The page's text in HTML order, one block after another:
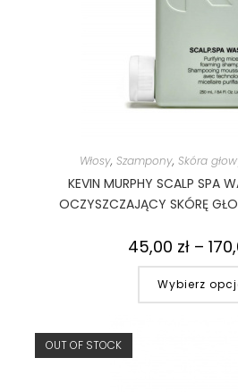
Włosy, Szampony, Skóra
KEVIN MURPHY SCALP SPA
OCZYSZCZAJĄCY SKÓRĘ
45,00 zł –
Wybierz
OUT OF STOCK